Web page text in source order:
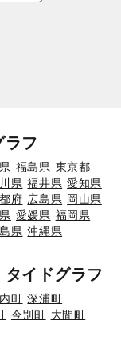
ラフ
福島県 東京都
県 福井県 愛知県
府 広島県 岡山県
愛媛県 福岡県
県 沖縄県
イドグラフ
町 深浦町
今別町 大間町